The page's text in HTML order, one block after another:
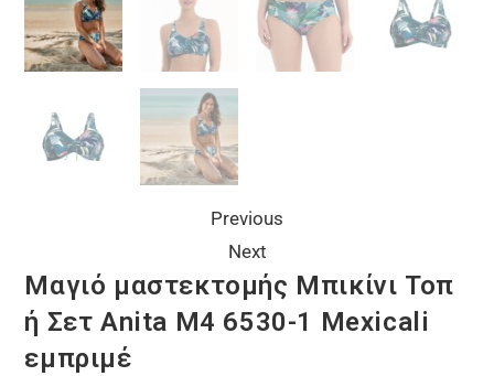
Previous
Next
Μαγιό μαστεκτομής Μπικίνι Τοπ
ή Σετ Anita M4 6530-1 Mexicali
εμπριμέ